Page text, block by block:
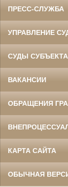
ПРЕСС-СЛУЖБА
УПРАВЛЕНИЕ
СУДЫ
ВАКАНСИИ
ОБРАЩЕНИЯ
КАРТА САЙТА
ОБЫЧНАЯ